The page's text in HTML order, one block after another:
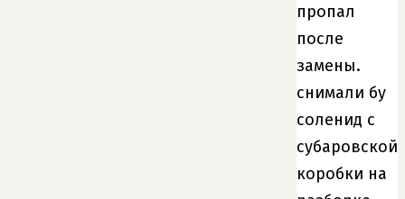
пропал
после
замены.
снимали бу
соленид с
субаровской
коробки на